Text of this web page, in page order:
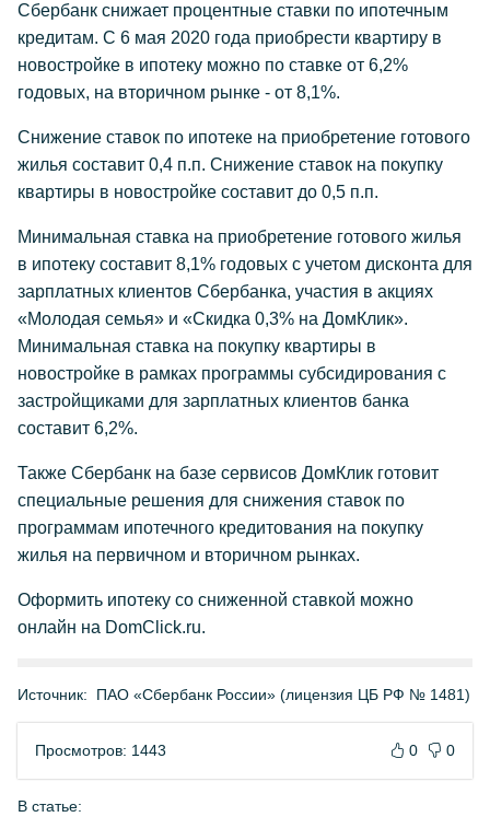
Сбербанк снижает процентные ставки по ипотечным
кредитам. С 6 мая 2020 года приобрести квартиру в
новостройке в ипотеку можно по ставке от 6,2%
годовых, на вторичном рынке - от 8,1%.
Снижение ставок по ипотеке на приобретение готового
жилья составит 0,4 п.п. Снижение ставок на покупку
квартиры в новостройке составит до 0,5 п.п.
Минимальная ставка на приобретение готового жилья
в ипотеку составит 8,1% годовых с учетом дисконта для
зарплатных клиентов Сбербанка, участия в акциях
«Молодая семья» и «Скидка 0,3% на ДомКлик».
Минимальная ставка на покупку квартиры в
новостройке в рамках программы субсидирования с
застройщиками для зарплатных клиентов банка
составит 6,2%.
Также Сбербанк на базе сервисов ДомКлик готовит
специальные решения для снижения ставок по
программам ипотечного кредитования на покупку
жилья на первичном и вторичном рынках.
Оформить ипотеку со сниженной ставкой можно
онлайн на DomClick.ru.
Источник: ПАО «Сбербанк России» (лицензия ЦБ РФ № 1481)
Просмотров: 1443 0 0
В статье: